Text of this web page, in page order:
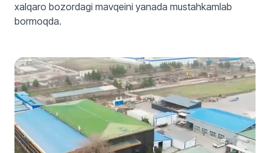
xalqaro bozordagi mavqeini yanada mustahkamlab
bormoqda.